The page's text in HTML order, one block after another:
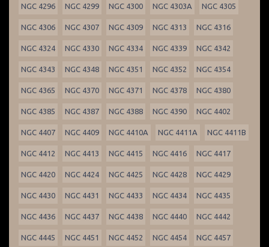
NGC 4296 NGC 4299 NGC 4300 NGC 4303A NGC 4305
NGC 4306 NGC 4307 NGC 4309 NGC 4313 NGC 4316
NGC 4324 NGC 4330 NGC 4334 NGC 4339 NGC 4342
NGC 4343 NGC 4348 NGC 4351 NGC 4352 NGC 4354
NGC 4365 NGC 4370 NGC 4371 NGC 4378 NGC 4380
NGC 4385 NGC 4387 NGC 4388 NGC 4390 NGC 4402
NGC 4407 NGC 4409 NGC 4410A NGC 4411A NGC 4411B
NGC 4412 NGC 4413 NGC 4415 NGC 4416 NGC 4417
NGC 4420 NGC 4424 NGC 4425 NGC 4428 NGC 4429
NGC 4430 NGC 4431 NGC 4433 NGC 4434 NGC 4435
NGC 4436 NGC 4437 NGC 4438 NGC 4440 NGC 4442
NGC 4445 NGC 4451 NGC 4452 NGC 4454 NGC 4457